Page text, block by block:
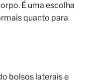
É uma escolha
quanto para
bolsos laterais e